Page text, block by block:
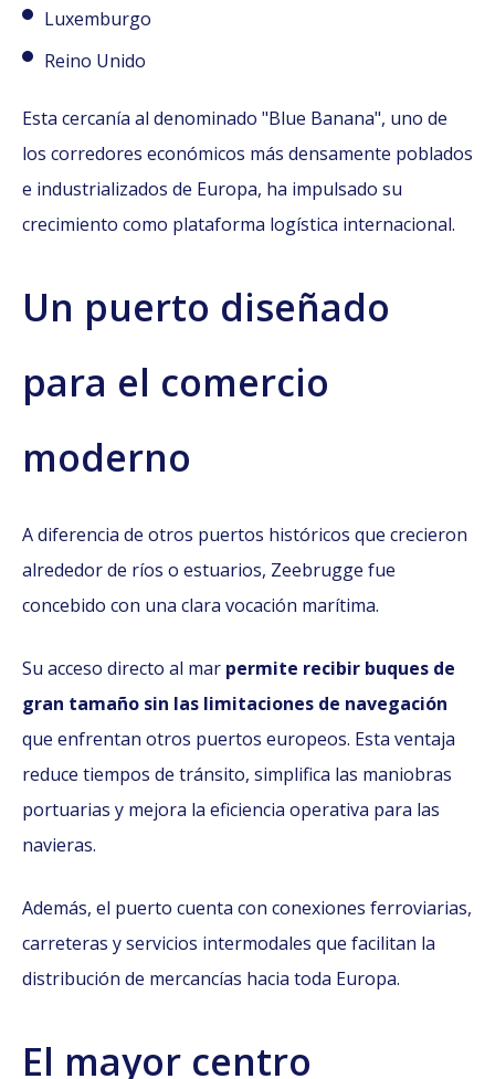
Luxemburgo
Reino Unido
Esta cercanía al denominado "Blue Banana", uno de
los corredores económicos más densamente poblados
e industrializados de Europa, ha impulsado su
crecimiento como plataforma logística internacional.
Un puerto diseñado
para el comercio
moderno
A diferencia de otros puertos históricos que crecieron
alrededor de ríos o estuarios, Zeebrugge fue
concebido con una clara vocación marítima.
Su acceso directo al mar permite recibir buques de
gran tamaño sin las limitaciones de navegación
que enfrentan otros puertos europeos. Esta ventaja
reduce tiempos de tránsito, simplifica las maniobras
portuarias y mejora la eficiencia operativa para las
navieras.
Además, el puerto cuenta con conexiones ferroviarias,
carreteras y servicios intermodales que facilitan la
distribución de mercancías hacia toda Europa.
El mayor centro